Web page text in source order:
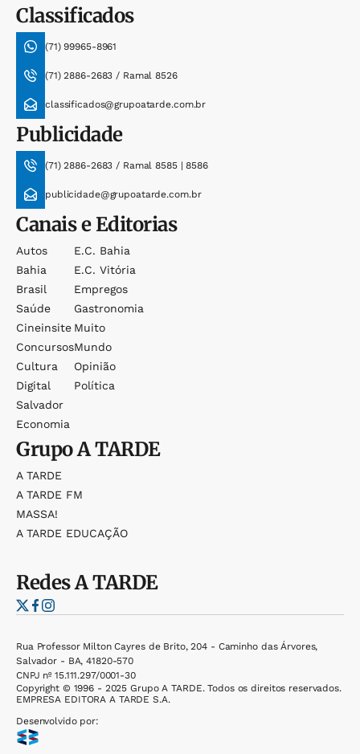
Classificados
(71) 99965-8961
(71) 2886-2683 / Ramal 8526
classificados@grupoatarde.com.br
Publicidade
(71) 2886-2683 / Ramal 8585 | 8586
publicidade@grupoatarde.com.br
Canais e Editorias
Autos
Bahia
Brasil
Saúde
Cineinsite
Concursos
Cultura
Digital
Salvador
Economia
E.c. Bahia
E.c. Vitória
Empregos
Gastronomia
Muito
Mundo
Opinião
Política
GrupoA TARDE
A TARDE
A TARDE FM
MASSA!
A TARDE EDUCAÇÃO
RedesA TARDE
Rua Professor Milton Cayres de Brito, 204 - Caminho das Árvores,
Salvador - BA, 41820-570
CNPJ nº 15.111.297/0001-30
Copyright © 1996 - 2025 Grupo A TARDE. Todos os direitos reservados.
EMPRESA EDITORA A TARDE S.A.
Desenvolvido por: